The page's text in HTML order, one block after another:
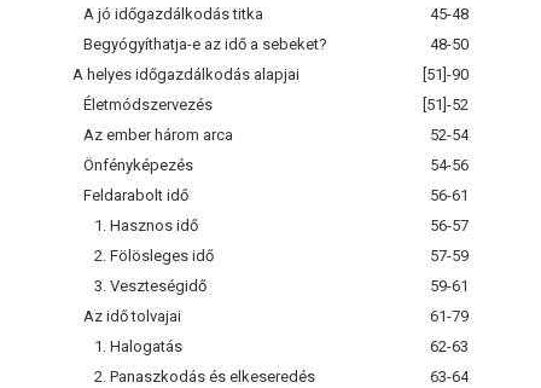
A jó időgazdálkodás titka
45-48
Begyógyíthatja-e az idő a sebeket?
48-50
A helyes időgazdálkodás alapjai
[51]-90
Életmódszervezés
[51]-52
Az ember három arca
52-54
Önfényképezés
54-56
Feldarabolt idő
56-61
1. Hasznos idő
56-57
2. Fölösleges idő
57-59
3. Veszteségidő
59-61
Az idő tolvajai
61-79
1. Halogatás
62-63
2. Panaszkodás és elkeseredés
63-64